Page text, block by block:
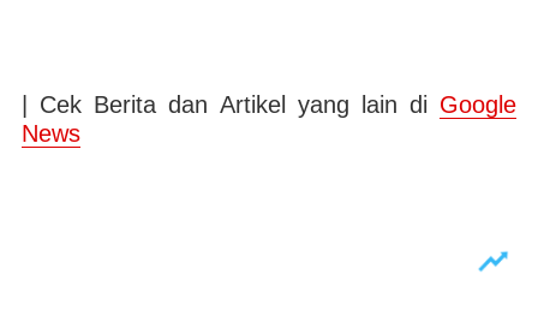
| Cek Berita dan Artikel yang lain di Google
News